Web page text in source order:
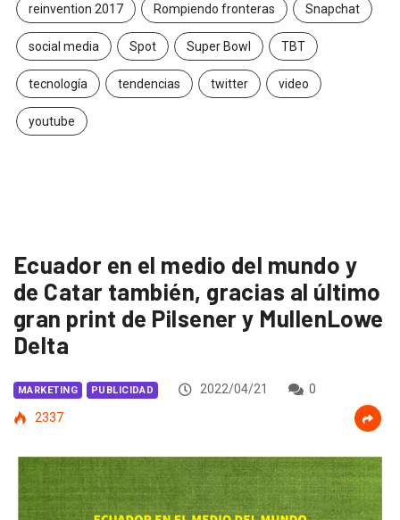
reinvention 2017 Rompiendo fronteras Snapchat
social media Spot Super Bowl TBT
tecnología tendencias twitter video
youtube
Ecuador en el medio del mundo y
de Catar también, gracias al último
gran print de Pilsener y MullenLowe
Delta
MARKETING PUBLICIDAD 2022/04/21
0
2337